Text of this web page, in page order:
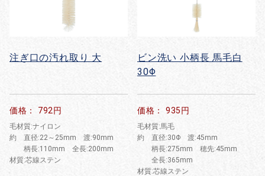
注ぎ口の汚れ取り 大
価格： 792円
毛材質:ナイロン
約 直径:22～25mm 渡:90mm
柄長:110mm 全長:200mm
材質:芯線ステン
ビン洗い 小柄長 馬毛白
30Φ
価格： 935円
毛材質:馬毛
約 直径:30Φ 渡:45mm
柄長:275mm 穂先:45mm
全長:365mm
材質:芯線ステン